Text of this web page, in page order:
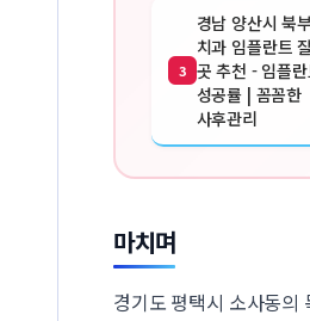
3
경남 양산시 북
치과 임플란트
곳 추천 - 임플
성공률 | 꼼꼼한
사후관리
마치며
경기도 평택시 소사동의